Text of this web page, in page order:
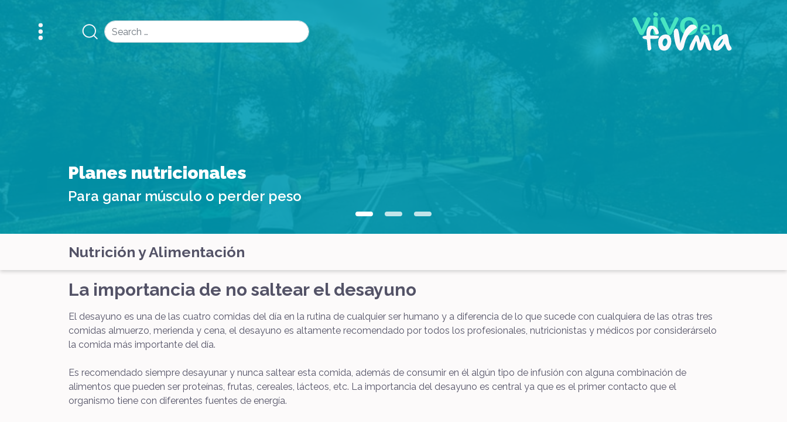
Search
Planes nutricionales
Para ganar músculo o perder peso
Nutrición y Alimentación
La importancia de no saltear el desayuno
El desayuno es una de las cuatro comidas del día en la rutina de cualquier ser humano y a diferencia de lo que sucede con cualquiera de las otras tres
comidas almuerzo, merienda y cena, el desayuno es altamente recomendado por todos los profesionales, nutricionistas y médicos por considerárselo
la comida más importante del día.
Es recomendado siempre desayunar y nunca saltear esta comida, además de consumir en él algún tipo de infusión con alguna combinación de
alimentos que pueden ser proteínas, frutas, cereales, lácteos, etc. La importancia del desayuno es central ya que es el primer contacto que el
organismo tiene con diferentes fuentes de energía.